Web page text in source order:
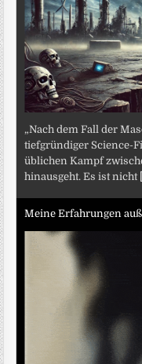
„Nach dem Fall der
tiefgründiger Science-
üblichen Kampf
hinausgeht. Es ist nicht
Meine Erfahrungen